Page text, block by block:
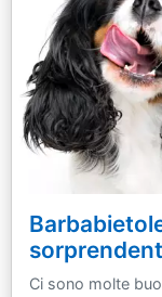
Ci sono molte